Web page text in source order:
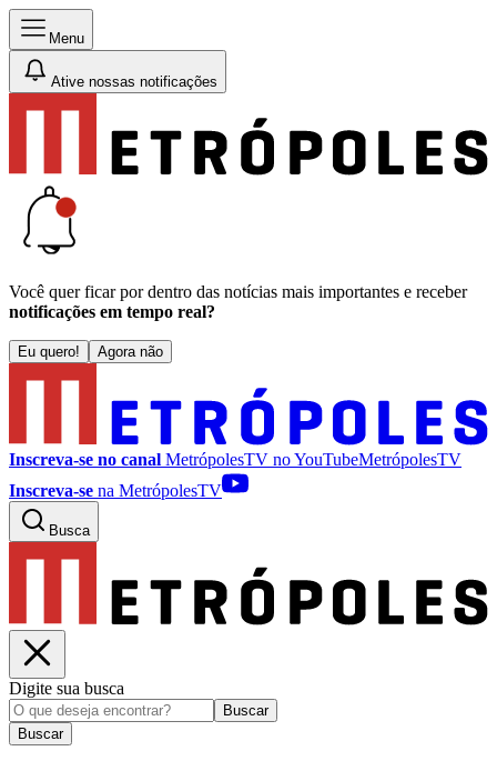
Menu
Ative nossas notificações
Você quer ficar por dentro das notícias mais importantes e receber
notificações em tempo real?
Eu quero! Agora não
Inscreva-se no canal MetrópolesTV noYouTubeMetrópolesTV
Inscreva-se na MetrópolesTV
Busca
Digite sua busca
Buscar
Buscar